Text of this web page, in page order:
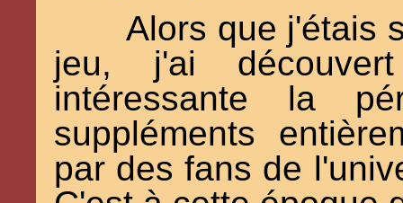
Alors que j'étais
jeu, j'ai
intéressante la
suppléments
par des fans de